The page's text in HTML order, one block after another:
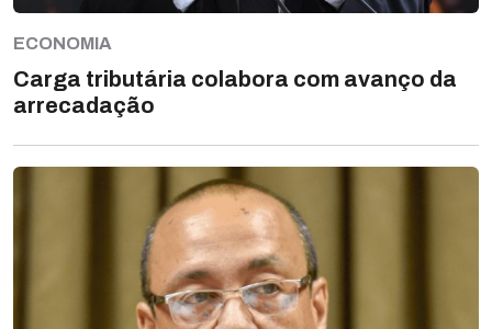
ECONOMIA
Carga tributária colabora com avanço da
arrecadação